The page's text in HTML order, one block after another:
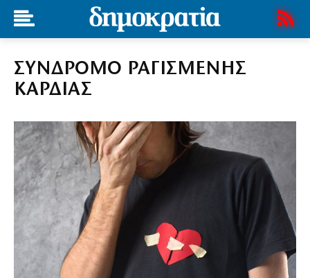
ΣΥΝΔΡΟΜΟ ΡΑΓΙΣΜΕΝΗΣ
ΚΑΡΔΙΑΣ